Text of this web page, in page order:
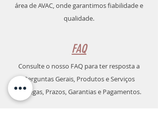
área de AVAC, onde garantimos fiabilidade e
qualidade.
FAQ
Consulte o nosso FAQ para ter resposta a
Perguntas Gerais, Produtos e Serviços
Entregas, Prazos, Garantias e Pagamentos.